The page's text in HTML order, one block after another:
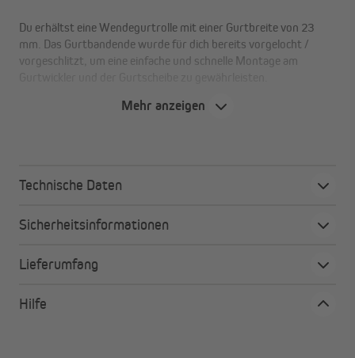
Du erhältst eine Wendegurtrolle mit einer Gurtbreite von 23
mm. Das Gurtbandende wurde für dich bereits vorgelocht /
vorgeschlitzt, um eine einfache und schnelle Montage am
Schmutzunempfindlichkeit
UV-Stabilität
Umweltverträglichkeit
Mehr anzeigen
Technische Daten
Sicherheitsinformationen
Lieferumfang
Hilfe